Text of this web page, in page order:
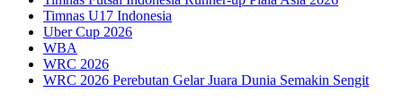
Timnas U17 Indonesia
Uber Cup 2026
WBA
WRC 2026
WRC 2026 Perebutan Gelar Juara Dunia Semakin Sengit